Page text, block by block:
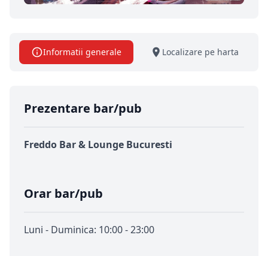
Informatii generale Localizare pe harta
Prezentare bar/pub
Freddo Bar & Lounge Bucuresti
Orar bar/pub
Luni - Duminica: 10:00 - 23:00